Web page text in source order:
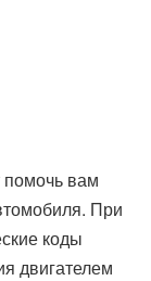
вам
При
коды
двигателем